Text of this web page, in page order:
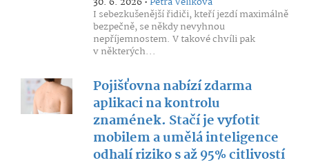
I sebezkušenější řidiči, kteří jezdí maximálně
bezpečně, se někdy nevyhnou
nepříjemnostem. V takové chvíli pak
v některých...
Pojišťovna nabízí zdarma
aplikaci na kontrolu
znamének. Stačí je vyfotit
mobilem a umělá inteligence
odhalí riziko s až 95% citlivostí